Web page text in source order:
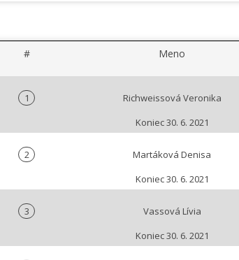
# Meno
1
Richweissová Veronika
Koniec 30. 6. 2021
2
Martáková Denisa
Koniec 30. 6. 2021
3
Vassová Lívia
Koniec 30. 6. 2021